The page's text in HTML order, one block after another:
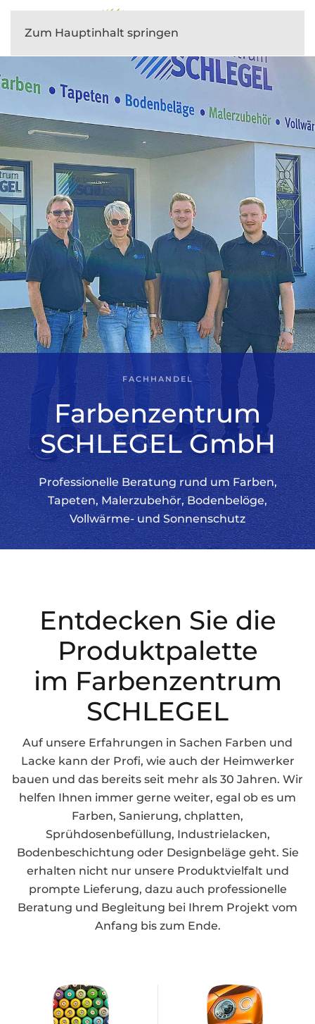
Zum Hauptinhalt springen
FACHHANDEL
Farben­zentrum
SCHLEGEL GmbH
Professionelle Beratung rund um Farben,
Tapeten, Malerzubehör, Bodenbelöge,
Vollwärme- und Sonnenschutz
Entdecken Sie die
Produkt­palette
im Farben­zentrum
SCHLEGEL
Auf unsere Erfahrungen in Sachen Farben und
Lacke kann der Profi, wie auch der Heimwerker
bauen und das bereits seit mehr als 30 Jahren. Wir
helfen Ihnen immer gerne weiter, egal ob es um
Farben, Sanierung, chplatten,
Sprühdosenbefüllung, Industrielacken,
Bodenbeschichtung oder Designbeläge geht. Sie
erhalten nicht nur unsere Produktvielfalt und
prompte Lieferung, dazu auch professionelle
Beratung und Begleitung bei Ihrem Projekt vom
Anfang bis zum Ende.